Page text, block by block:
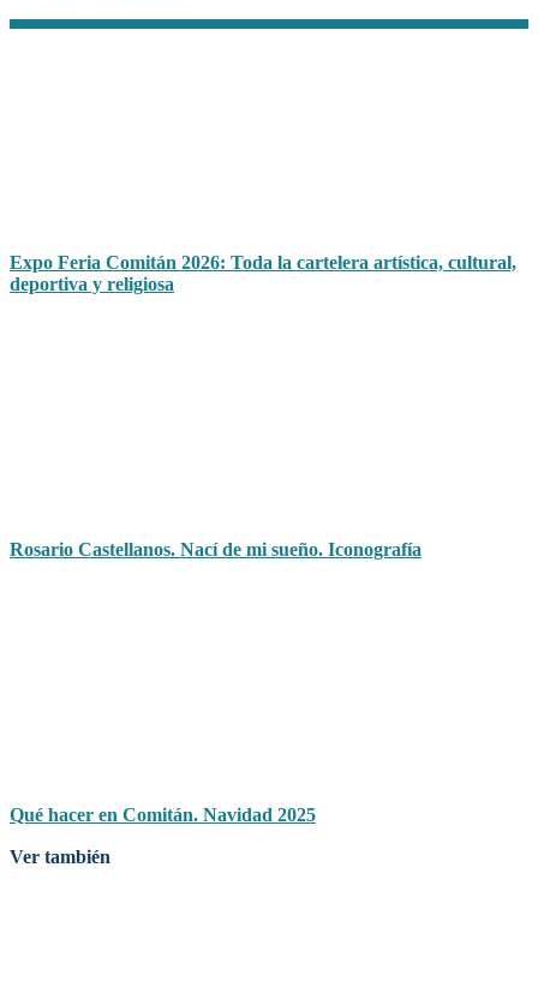
Expo Feria Comitán 2026: Toda la cartelera artística, cultural,
deportiva y religiosa
Rosario Castellanos. Nací de mi sueño. Iconografía
Qué hacer en Comitán. Navidad 2025
Ver también